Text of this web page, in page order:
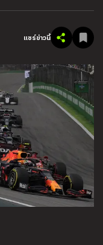
แชร์ข่าวนี้